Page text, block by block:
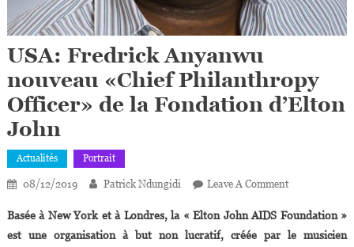
USA: Fredrick Anyanwu
nouveau «Chief Philanthropy
Officer» de la Fondation d’Elton
John
Actualités Portrait
08/12/2019 Patrick Ndungidi Leave A CommentOn
Fredrick
Anyanwu
Basée à New York et à Londres, la « Elton John AIDS Foundation »
est une organisation à but non lucratif, créée par le musicien